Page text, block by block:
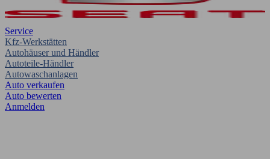
Service
Kfz-Werkstätten
Autohäuser und Händler
Autoteile-Händler
Autowaschanlagen
Auto verkaufen
Auto bewerten
Anmelden